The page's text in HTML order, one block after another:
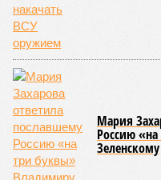
Мария
Россию
Зеленскому